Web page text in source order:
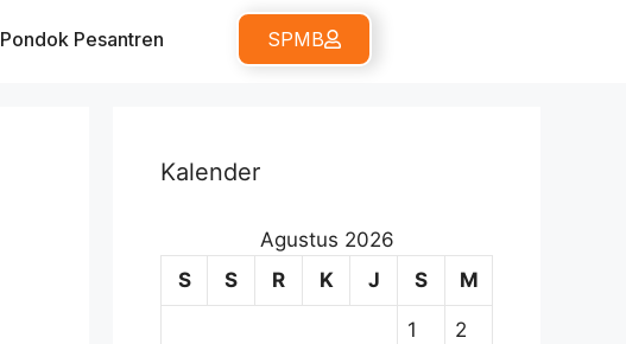
Pondok Pesantren SPMB
Kalender
Agustus 2026
S
S R K J S M
1 2